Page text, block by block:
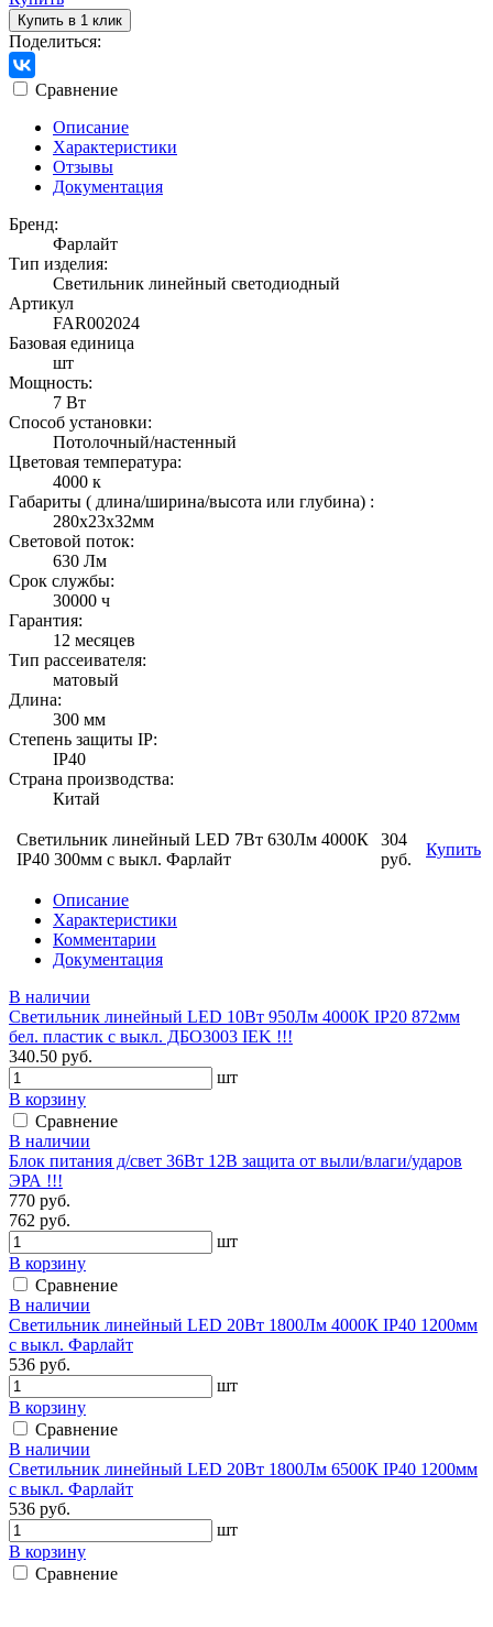
Купить в 1 клик
Поделиться:
Сравнение
Описание
Характеристики
Отзывы
Документация
Бренд:
Фарлайт
Тип изделия:
Светильник линейный светодиодный
Артикул
FAR002024
Базовая единица
шт
Мощность:
7 Вт
Способ установки:
Потолочный/настенный
Цветовая температура:
4000 к
Габариты ( длина/ширина/высота или глубина) :
280х23х32мм
Световой поток:
630 Лм
Срок службы:
30000 ч
Гарантия:
12 месяцев
Тип рассеивателя:
матовый
Длина:
300 мм
Степень защиты IP:
IP40
Страна производства:
Китай
Светильник линейный LED 7Вт 630Лм 4000К
IP40 300мм с выкл. Фарлайт
304
руб.
Купить
Описание
Характеристики
Комментарии
Документация
В наличии
Светильник линейный LED 10Вт 950Лм 4000К IP20 872мм
бел. пластик с выкл. ДБО3003 IEK !!!
340.50 руб.
шт
В корзину
Сравнение
В наличии
Блок питания д/свет 36Вт 12В защита от выли/влаги/ударов
ЭРА !!!
770 руб.
762 руб.
шт
В корзину
Сравнение
В наличии
Светильник линейный LED 20Вт 1800Лм 4000К IP40 1200мм
с выкл. Фарлайт
536 руб.
шт
В корзину
Сравнение
В наличии
Светильник линейный LED 20Вт 1800Лм 6500К IP40 1200мм
с выкл. Фарлайт
536 руб.
шт
В корзину
Сравнение